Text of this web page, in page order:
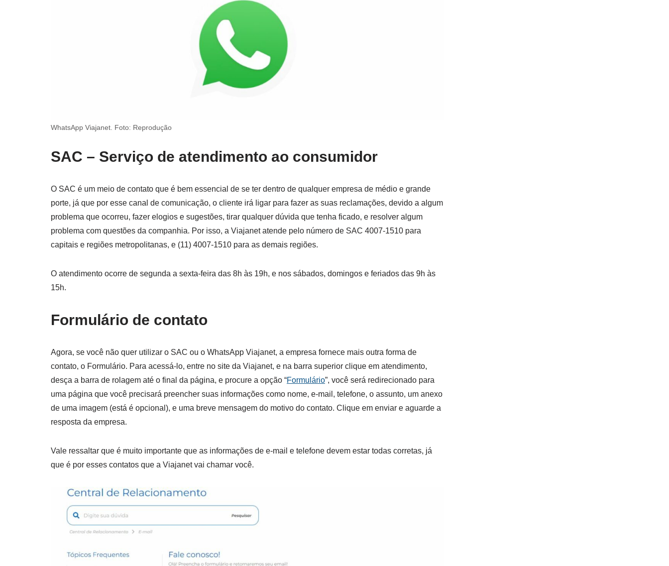
WhatsApp Viajanet. Foto: Reprodução
SAC – Serviço de atendimento ao consumidor
O SAC é um meio de contato que é bem essencial de se ter dentro de qualquer empresa de médio e grande
porte, já que por esse canal de comunicação, o cliente irá ligar para fazer as suas reclamações, devido a algum
problema que ocorreu, fazer elogios e sugestões, tirar qualquer dúvida que tenha ficado, e resolver algum
problema com questões da companhia. Por isso, a Viajanet atende pelo número de SAC 4007-1510 para
capitais e regiões metropolitanas, e (11) 4007-1510 para as demais regiões.
O atendimento ocorre de segunda a sexta-feira das 8h às 19h, e nos sábados, domingos e feriados das 9h às
15h.
Formulário de contato
Agora, se você não quer utilizar o SAC ou o WhatsApp Viajanet, a empresa fornece mais outra forma de
contato, o Formulário. Para acessá-lo, entre no site da Viajanet, e na barra superior clique em atendimento,
desça a barra de rolagem até o final da página, e procure a opção “Formulário”, você será redirecionado para
uma página que você precisará preencher suas informações como nome, e-mail, telefone, o assunto, um anexo
de uma imagem (está é opcional), e uma breve mensagem do motivo do contato. Clique em enviar e aguarde a
resposta da empresa.
Vale ressaltar que é muito importante que as informações de e-mail e telefone devem estar todas corretas, já
que é por esses contatos que a Viajanet vai chamar você.